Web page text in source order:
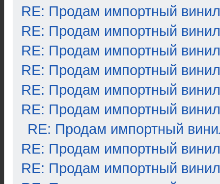
RE: Продам импортный винил
RE: Продам импортный винил
RE: Продам импортный винил
RE: Продам импортный винил
RE: Продам импортный винил
RE: Продам импортный винил
RE: Продам импортный
RE: Продам импортный винил
RE: Продам импортный винил